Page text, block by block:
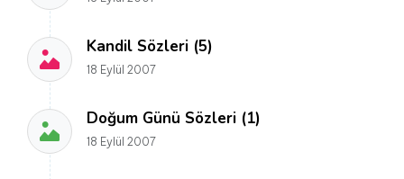
Kandil Sözleri (5)
18 Eylül 2007
Doğum Günü Sözleri (1)
18 Eylül 2007